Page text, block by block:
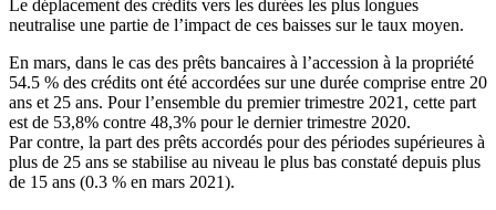
Le déplacement des crédits vers les durées les plus longues
neutralise une partie de l’impact de ces baisses sur le taux moyen.
En mars, dans le cas des prêts bancaires à l’accession à la propriété
54.5 % des crédits ont été accordées sur une durée comprise entre 20
ans et 25 ans. Pour l’ensemble du premier trimestre 2021, cette part
est de 53,8% contre 48,3% pour le dernier trimestre 2020.
Par contre, la part des prêts accordés pour des périodes supérieures à
plus de 25 ans se stabilise au niveau le plus bas constaté depuis plus
de 15 ans (0.3 % en mars 2021).